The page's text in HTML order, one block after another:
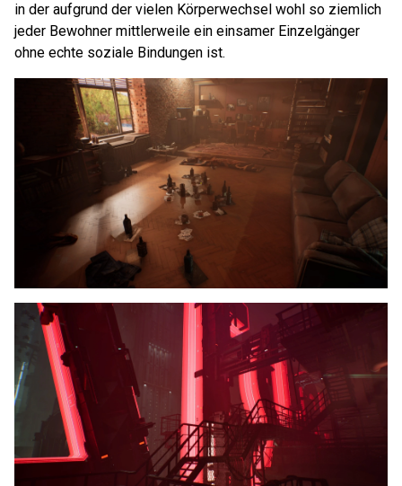
in der aufgrund der vielen Körperwechsel wohl so ziemlich
jeder Bewohner mittlerweile ein einsamer Einzelgänger
ohne echte soziale Bindungen ist.